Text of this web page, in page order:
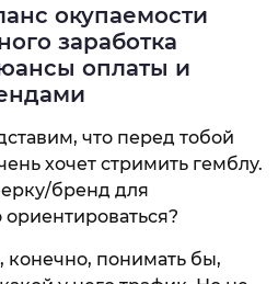
окупаемости
заработка
оплаты и
что перед тобой
хочет стримить гемблу.
бренд для
ориентироваться?
конечно, понимать бы,